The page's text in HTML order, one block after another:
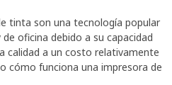
tinta son una tecnología popular
oficina debido a su capacidad
calidad a un costo relativamente
cómo funciona una impresora de